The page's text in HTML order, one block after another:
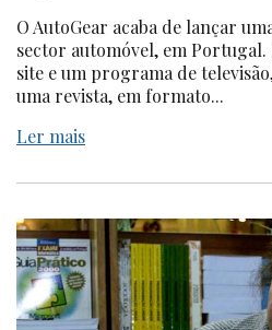
O AutoGear acaba de lançar
sector automóvel, em
site e um programa de
uma revista, em formato...
Ler mais